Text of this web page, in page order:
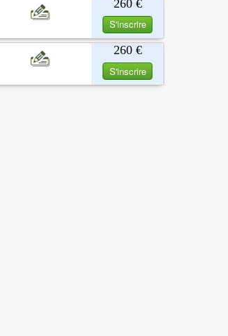
260 €
S'inscrire
260 €
S'inscrire